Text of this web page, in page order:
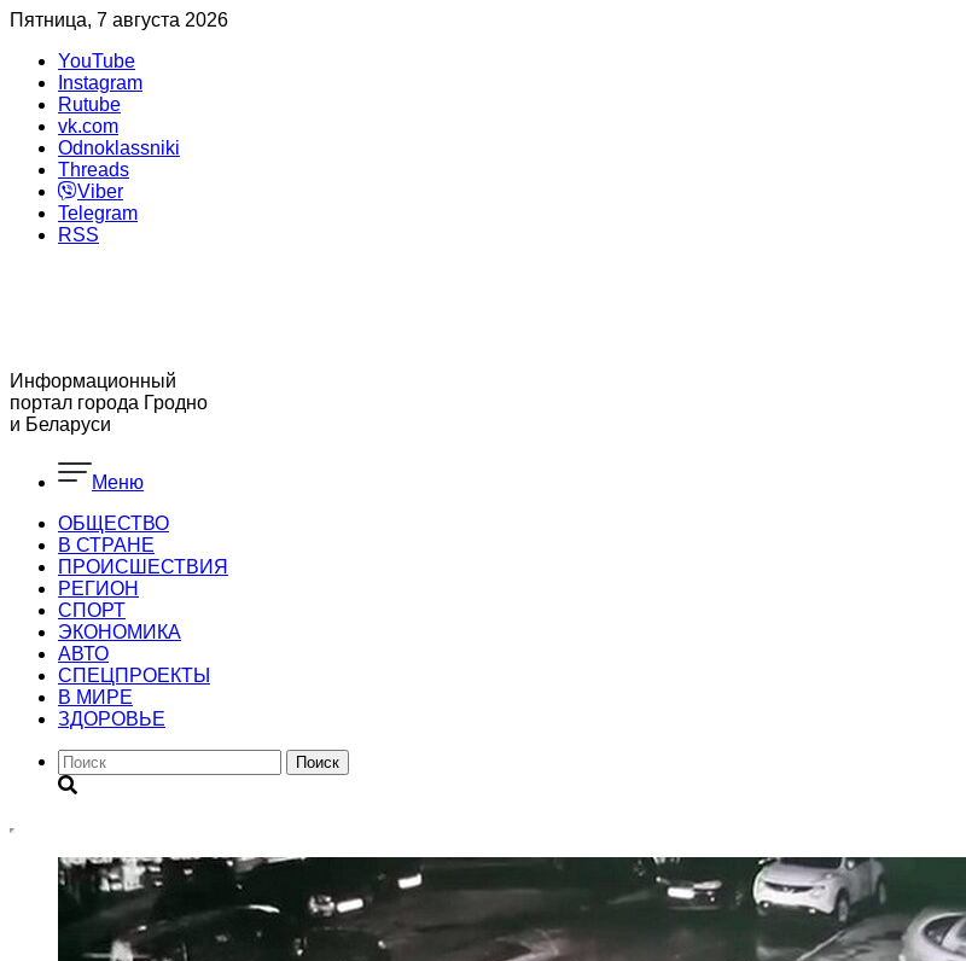
Пятница, 7 августа 2026
YouTube
Instagram
Rutube
vk.com
Odnoklassniki
Threads
Viber
Telegram
RSS
Информационный
портал города Гродно
и Беларуси
Меню
ОБЩЕСТВО
В СТРАНЕ
ПРОИСШЕСТВИЯ
РЕГИОН
CПОРТ
ЭКОНОМИКА
АВТО
СПЕЦПРОЕКТЫ
В МИРЕ
ЗДОРОВЬЕ
Поиск